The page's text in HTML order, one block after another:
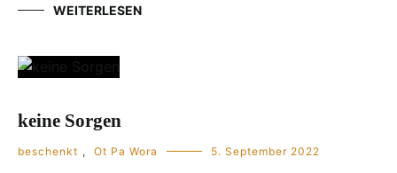
WEITERLESEN
keine Sorgen
beschenkt , Ot Pa Wora 5. September 2022